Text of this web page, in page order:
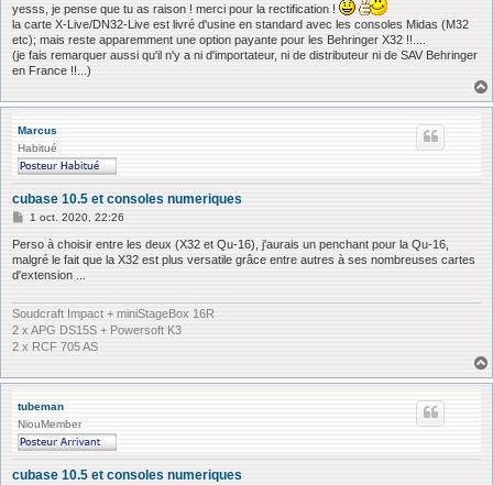
s
a
g
e
yesss, je pense que tu as raison ! merci pour la rectification !
la carte X-Live/DN32-Live est livré d'usine en standard avec les consoles Midas (M32
etc); mais reste apparemment une option payante pour les Behringer X32 !!....
(je fais remarquer aussi qu'il n'y a ni d'importateur, ni de distributeur ni de SAV Behringer
en France !!...)
Marcus
Habitué
cubase 10.5 et consoles numeriques
M
s
s
g
1 oct. 2020, 22:26
Perso à choisir entre les deux (X32 et Qu-16), j'aurais un penchant pour la Qu-16,
malgré le fait que la X32 est plus versatile grâce entre autres à ses nombreuses cartes
d'extension ...
Soudcraft Impact + miniStageBox 16R
2 x APG DS15S + Powersoft K3
2 x RCF 705 AS
tubeman
NiouMember
cubase 10.5 et consoles numeriques